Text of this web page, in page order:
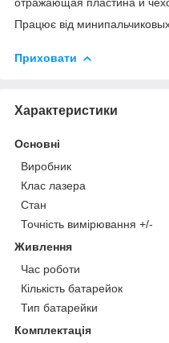
Працює від
Приховати
Характеристики
Основні
Виробник
Клас лазера
Стан
Точність вимірювання +/-
Живлення
Час роботи
Кількість батарейок
Тип батарейки
Комплектація